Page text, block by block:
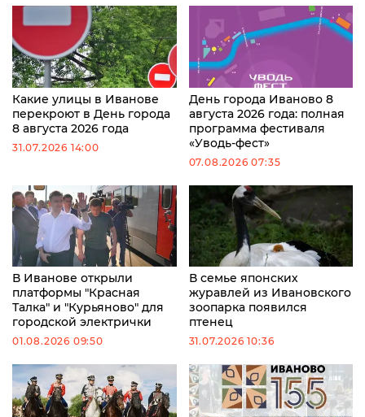
Какие улицы в Иванове
перекроют в День города
8 августа 2026 года
31.07.2026 14:00
День города Иваново 8
августа 2026 года: полная
программа фестиваля
«Уводь-фест»
07.08.2026 07:35
В Иванове открыли
платформы "Красная
Талка" и "Курьяново" для
городской электрички
01.08.2026 09:50
В семье японских
журавлей из Ивановского
зоопарка появился
птенец
31.07.2026 10:36